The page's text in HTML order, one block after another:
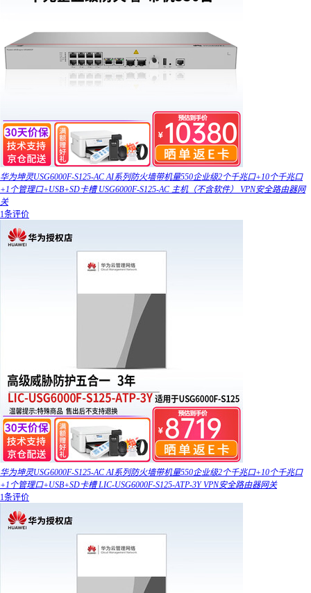
华为坤灵USG6000F-S125-AC AI系列防火墙带机量550企业级2个千兆口+10个千兆口
+1个管理口+USB+SD卡槽 USG6000F-S125-AC 主机（不含软件） VPN安全路由器网
关
1条评价
华为坤灵USG6000F-S125-AC AI系列防火墙带机量550企业级2个千兆口+10个千兆口
+1个管理口+USB+SD卡槽 LIC-USG6000F-S125-ATP-3Y VPN安全路由器网关
1条评价